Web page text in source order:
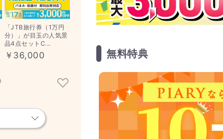
無料特典
「JTB旅行券（1万円
分）」が目玉の人気景
品4点セットC...
￥36,000